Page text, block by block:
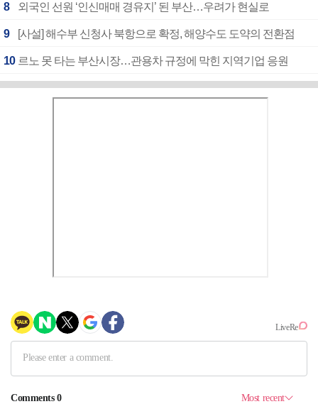
8 외국인 선원 ‘인신매매 경유지’ 된 부산…우려가 현실로
9 [사설] 해수부 신청사 북항으로 확정, 해양수도 도약의 전환점
10 르노 못 타는 부산시장…관용차 규정에 막힌 지역기업 응원